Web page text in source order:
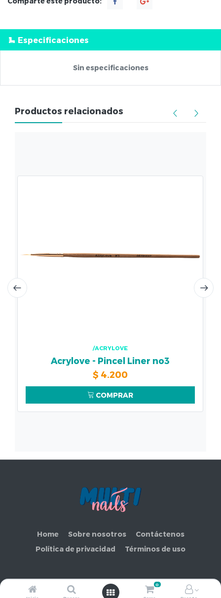
0
Especificaciones
Sin especificaciones
Productos relacionados
/ACRYLOVE
Acrylove - Pincel Liner no3
$ 4.200
COMPRAR
Home Sobre nosotros
Contáctenos
Política de privacidad
Términos de uso
Copyright ©COMERCIAL MAKEMORE LIMITADA